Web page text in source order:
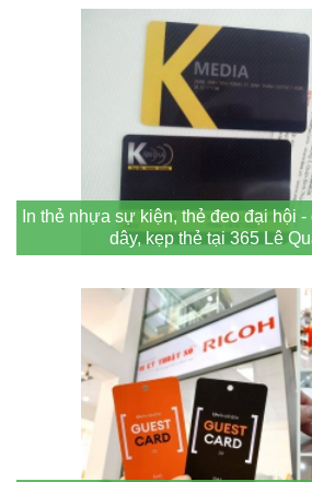
In thẻ nhựa sự kiện, thẻ đeo đại hội
dây, kẹp thẻ tại 365 Lê